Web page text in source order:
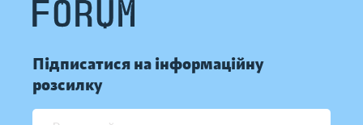
Підписатися на інформаційну
розсилку